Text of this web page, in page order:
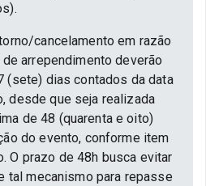
cancelamento em razão
arrependimento deverão
(sete) dias contados da data
desde que seja realizada
de 48 (quarenta e oito)
do evento, conforme item
O prazo de 48h busca evitar
tal mecanismo para repasse